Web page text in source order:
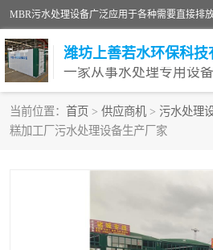
潍坊上善若水环保科技
一家从事水处理专用设
当前位置： 首页 > 供应商机 > 污水处理
糕加工厂污水处理设备生产厂家
污水处理设备
洗涤污水处理设备